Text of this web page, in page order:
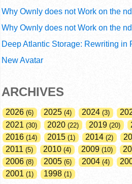
Deep Atlantic Storage: Rewriting in
New Avatar
ARCHIVES
2026 6 2025 4 2024 3
2021 30 2020 22 2019 20
2016 14 2015 1 2014 2
2011 5 2010 4 2009 10
2006 8 2005 6 2004 4
2001 1 1998 1